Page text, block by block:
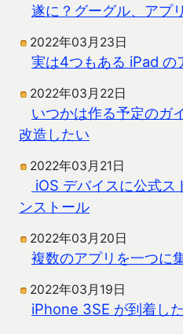
遂に？グーグル、アプ
2022年03月23日
実は4つもある iPad の
2022年03月22日
いつかは作る予定のガ
改造したい
2022年03月21日
iOS デバイスに公式ス
ンストール
2022年03月20日
複数のアプリを一つに
2022年03月19日
iPhone 3SE が到着し